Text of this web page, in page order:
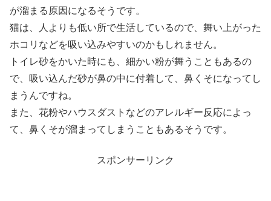
が溜まる原因になるそうです。
猫は、人よりも低い所で生活しているので、舞い上がった
ホコリなどを吸い込みやすいのかもしれません。
トイレ砂をかいた時にも、細かい粉が舞うこともあるの
で、吸い込んだ砂が鼻の中に付着して、鼻くそになってし
まうんですね。
また、花粉やハウスダストなどのアレルギー反応によっ
て、鼻くそが溜まってしまうこともあるそうです。
スポンサーリンク